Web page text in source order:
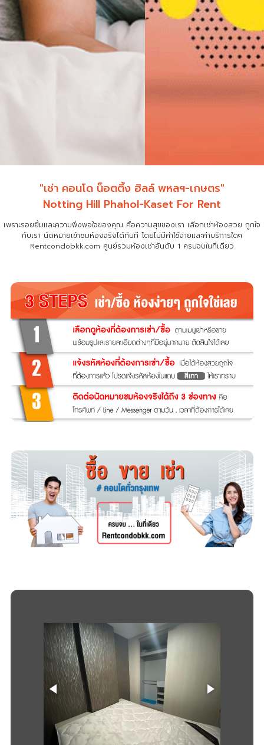
"เช่า คอนโด น็อตติ้ง ฮิลล์ พหลฯ-เกษตร"
Notting Hill Phahol-Kaset For Rent
เพราะรอยยิ้มและความพึงพอใจของคุณ คือความสุขของเรา เลือกเช่าห้องสวย ถูกใจ
กับเรา นัดหมายเข้าชมห้องจริงได้ทันที โดยไม่มีค่าใช้จ่ายและค่าบริการใดๆ
Rentcondobkk.com ศูนย์รวมห้องเช่าอันดับ 1 ครบจบในที่เดียว